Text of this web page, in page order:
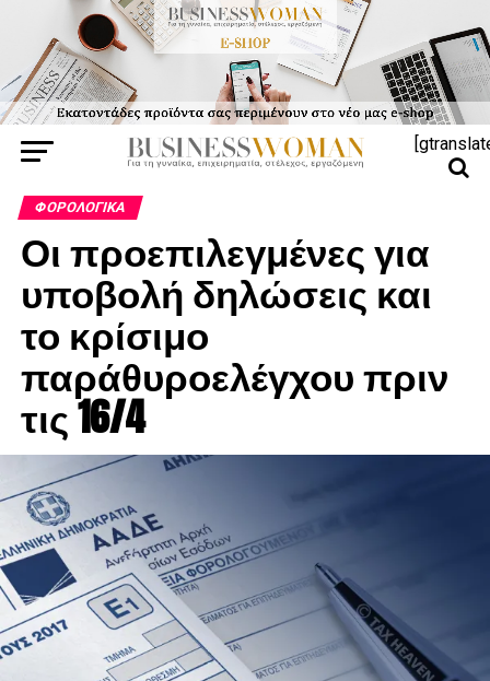
ΦΟΡΟΛΟΓΙΚΆ
Οι προεπιλεγμένες για
υποβολή δηλώσεις και
το κρίσιμο
παράθυροελέγχου πριν
τις 16/4